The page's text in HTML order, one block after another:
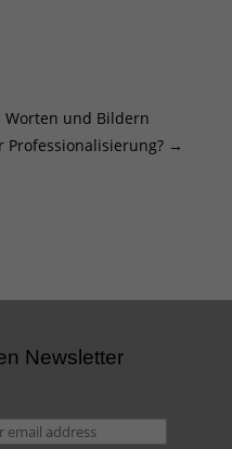
Worten und Bildern
Professionalisierung? →
Newsletter